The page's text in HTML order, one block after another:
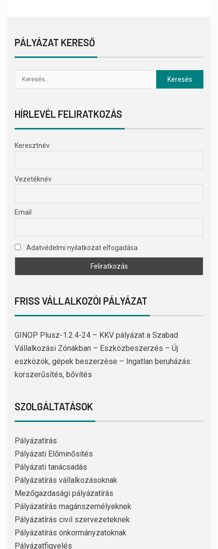
PÁLYÁZAT KERESŐ
HÍRLEVÉL FELIRATKOZÁS
Keresztnév
Vezetéknév
Email
Adatvédelmi nyilatkozat elfogadása
FRISS VÁLLALKOZÓI PÁLYÁZAT
GINOP Plusz-1.2.4-24 – KKV pályázat a Szabad
Vállalkozási Zónákban – Eszközbeszerzés – Új
eszközök, gépek beszerzése – Ingatlan beruházás:
korszerűsítés, bővítés
SZOLGÁLTATÁSOK
Pályázatírás
Pályázati Előminősítés
Pályázati tanácsadás
Pályázatírás vállalkozásoknak
Mezőgazdasági pályázatírás
Pályázatírás magánszemélyeknek
Pályázatírás civil szervezeteknek
Pályázatírás önkormányzatoknak
Pályázatfigyelés